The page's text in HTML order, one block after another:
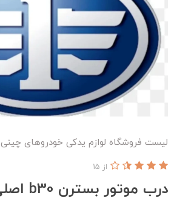
لیست فروشگاه لوازم یدکی خودروهای چینی
درب موتور بسترن b30 اصلی شرکتی
از 15